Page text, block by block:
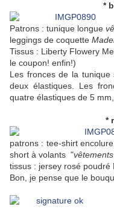
*
Patrons : tunique longue
leggings de coquette
Tissus : Liberty Flowery
le coupon! enfin!)
Les fronces de la
deux élastiques. Les
quatre élastiques de 5
*
patrons : tee-shirt
short à volants "
tissus : jersey rosé poudré
Bon, je pense que le